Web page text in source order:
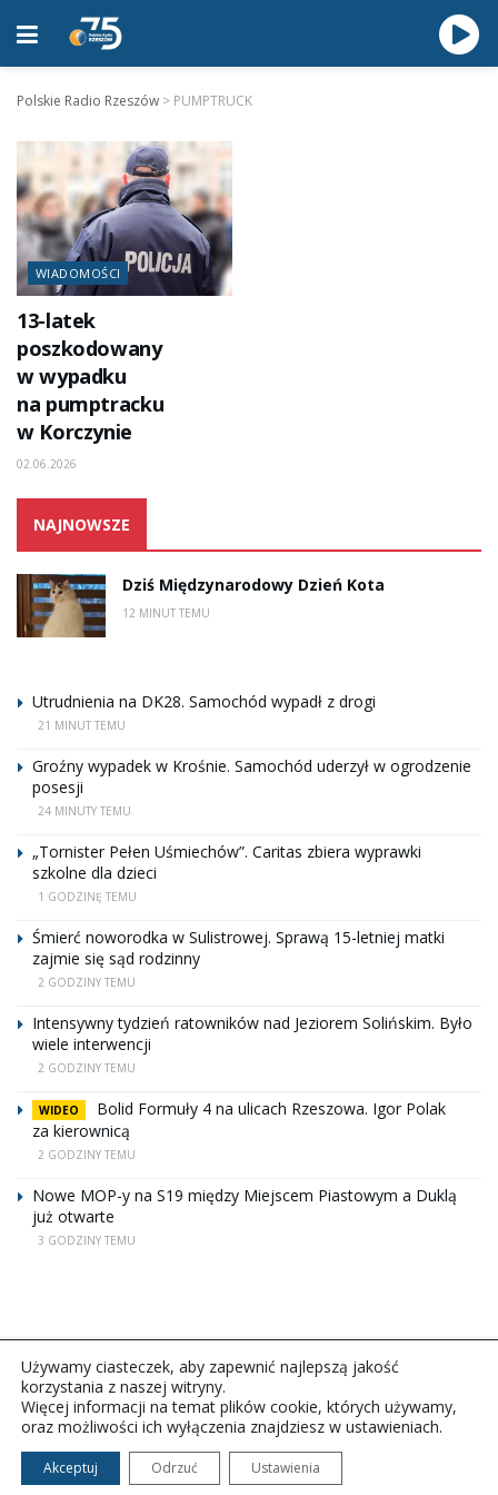
Polskie Radio Rzeszów > PUMPTRUCK
WIADOMOŚCI
13-latek
poszkodowany
w wypadku
na pumptracku
w Korczynie
02.06.2026
NAJNOWSZE
Dziś Międzynarodowy Dzień Kota
12 MINUT TEMU
Utrudnienia na DK28. Samochód wypadł z drogi
21 MINUT TEMU
Groźny wypadek w Krośnie. Samochód uderzył w ogrodzenie
posesji
24 MINUTY TEMU
„Tornister Pełen Uśmiechów”. Caritas zbiera wyprawki
szkolne dla dzieci
1 GODZINĘ TEMU
Śmierć noworodka w Sulistrowej. Sprawą 15-letniej matki
zajmie się sąd rodzinny
2 GODZINY TEMU
Intensywny tydzień ratowników nad Jeziorem Solińskim. Było
wiele interwencji
2 GODZINY TEMU
WIDEO
Bolid Formuły 4 na ulicach Rzeszowa. Igor Polak
za kierownicą
2 GODZINY TEMU
Nowe MOP-y na S19 między Miejscem Piastowym a Duklą
już otwarte
3 GODZINY TEMU
Copyright © 2026Polskie Radio Rzeszów S.A. w likwidacj.
Wszelkie prawa zastrzeżone.
Używamy ciasteczek, aby zapewnić najlepszą jakość
korzystania z naszej witryny.
Więcej informacji na temat plików cookie, których używamy,
oraz możliwości ich wyłączenia znajdziesz w ustawieniach.
Akceptuj Odrzuć Ustawienia